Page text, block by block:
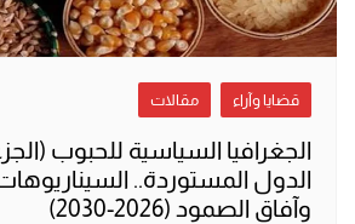
قضايا وآراء مقالات
الدول المستوردة..
وآفاق الصمود (2026-2030)